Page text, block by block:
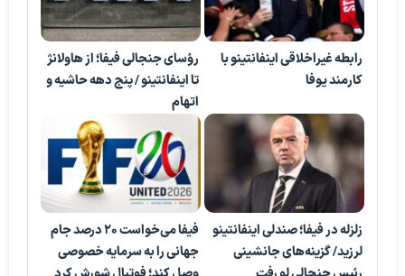
رابطه غیراخلاقی اینفانتینو با
کارمند یوفا
رؤسای جنجالی فیفا؛ از هاولانژ
تا اینفانتینو / پنج دهه حاشیه و
اتهام
زلزله در فیفا؛ صندلی اینفانتینو
لرزید/ گزینه‌های جانشینی
فیفا می‌خواست ۲۰ درصد جام
جهانی را به سرمایه خصوصی